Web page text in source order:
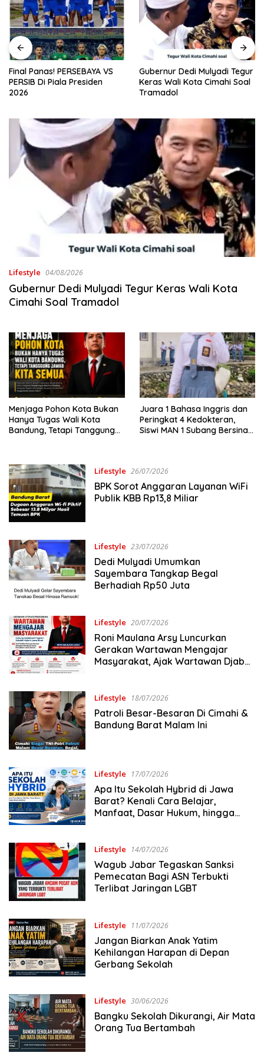
Final Panas! PERSEBAYA VS
PERSIB Di Piala Presiden
2026
Gubernur Dedi Mulyadi Tegur
Keras Wali Kota Cimahi Soal
Tramadol
Lifestyle 04/08/2026
Gubernur Dedi Mulyadi Tegur Keras Wali Kota
Cimahi Soal Tramadol
Menjaga Pohon Kota Bukan
Hanya Tugas Wali Kota
Bandung, Tetapi Tanggung
Juara 1 Bahasa Inggris dan
Peringkat 4 Kedokteran,
Siswi MAN 1 Subang Bersinar
Lifestyle 26/07/2026
BPK Sorot Anggaran Layanan WiFi
Publik KBB Rp13,8 Miliar
Lifestyle 23/07/2026
Dedi Mulyadi Umumkan
Sayembara Tangkap Begal
Berhadiah Rp50 Juta
Lifestyle 20/07/2026
Roni Maulana Arsy Luncurkan
Gerakan Wartawan Mengajar
Masyarakat, Ajak Wartawan Djabar
Lifestyle 18/07/2026
Patroli Besar-Besaran Di Cimahi &
Bandung Barat Malam Ini
Lifestyle 17/07/2026
Apa Itu Sekolah Hybrid di Jawa
Barat? Kenali Cara Belajar,
Manfaat, Dasar Hukum, hingga
Lifestyle 14/07/2026
Wagub Jabar Tegaskan Sanksi
Pemecatan Bagi ASN Terbukti
Terlibat Jaringan LGBT
Lifestyle 11/07/2026
Jangan Biarkan Anak Yatim
Kehilangan Harapan di Depan
Gerbang Sekolah
Lifestyle 30/06/2026
Bangku Sekolah Dikurangi, Air Mata
Orang Tua Bertambah